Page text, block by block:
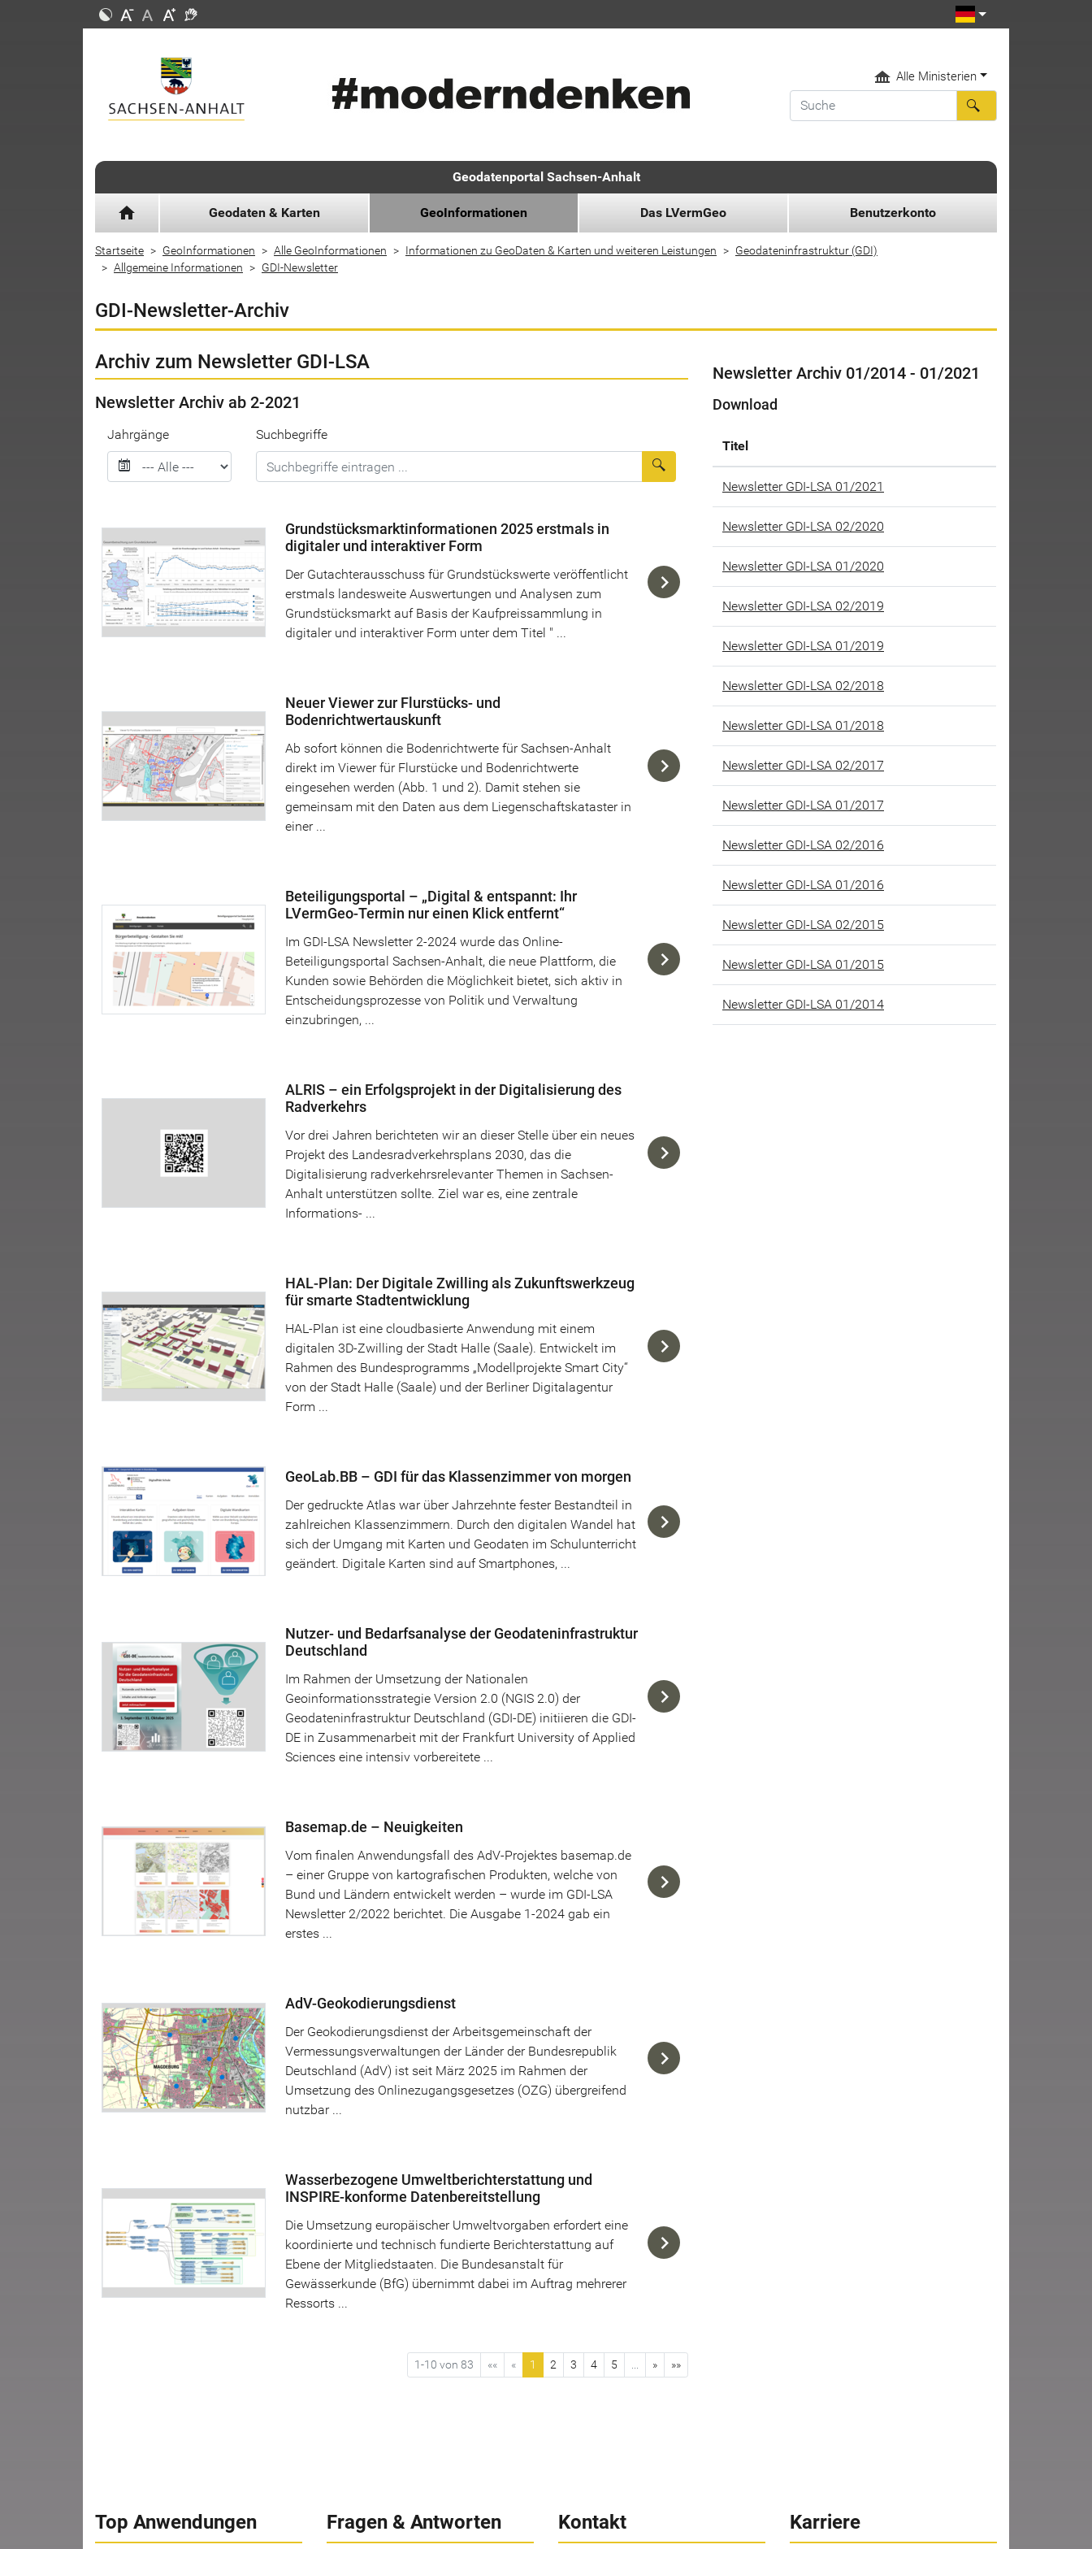
Alle Ministerien
Geodatenportal Sachsen-Anhalt
home Geodaten & Karten GeoInformationen Das LVermGeo Benutzerkonto
Startseite GeoInformationen Alle GeoInformationen Informationen zu GeoDaten & Karten und weiteren Leistungen
Geodateninfrastruktur (GDI)
Allgemeine Informationen
GDI-Newsletter
GDI-Newsletter-Archiv
Archiv zum Newsletter GDI-LSA
Newsletter Archiv ab 2-2021
Jahrgänge
Suchbegriffe
Suche auslösen
Grundstücksmarktinformationen 2025 erstmals in
digitaler und interaktiver Form
Der Gutachterausschuss für Grundstückswerte veröffentlicht
erstmals landesweite Auswertungen und Analysen zum
Grundstücksmarkt auf Basis der Kaufpreissammlung in
digitaler und interaktiver Form unter dem Titel " ...
Neuer Viewer zur Flurstücks- und
Bodenrichtwertauskunft
Ab sofort können die Bodenrichtwerte für Sachsen-Anhalt
direkt im Viewer für Flurstücke und Bodenrichtwerte
eingesehen werden (Abb. 1 und 2). Damit stehen sie
gemeinsam mit den Daten aus dem Liegenschaftskataster in
einer ...
Beteiligungsportal – „Digital & entspannt: Ihr
LVermGeo-Termin nur einen Klick entfernt“
Im GDI-LSA Newsletter 2-2024 wurde das Online-
Beteiligungsportal Sachsen-Anhalt, die neue Plattform, die
Kunden sowie Behörden die Möglichkeit bietet, sich aktiv in
Entscheidungsprozesse von Politik und Verwaltung
einzubringen, ...
ALRIS – ein Erfolgsprojekt in der Digitalisierung des
Radverkehrs
Vor drei Jahren berichteten wir an dieser Stelle über ein neues
Projekt des Landesradverkehrsplans 2030, das die
Digitalisierung radverkehrsrelevanter Themen in Sachsen-
Anhalt unterstützen sollte. Ziel war es, eine zentrale
Informations- ...
HAL-Plan: Der Digitale Zwilling als Zukunftswerkzeug
für smarte Stadtentwicklung
HAL-Plan ist eine cloudbasierte Anwendung mit einem
digitalen 3D-Zwilling der Stadt Halle (Saale). Entwickelt im
Rahmen des Bundesprogramms „Modellprojekte Smart City“
von der Stadt Halle (Saale) und der Berliner Digitalagentur
Form ...
GeoLab.BB – GDI für das Klassenzimmer von morgen
Der gedruckte Atlas war über Jahrzehnte fester Bestandteil in
zahlreichen Klassenzimmern. Durch den digitalen Wandel hat
sich der Umgang mit Karten und Geodaten im Schulunterricht
geändert. Digitale Karten sind auf Smartphones, ...
Nutzer- und Bedarfsanalyse der Geodateninfrastruktur
Deutschland
Im Rahmen der Umsetzung der Nationalen
Geoinformationsstrategie Version 2.0 (NGIS 2.0) der
Geodateninfrastruktur Deutschland (GDI-DE) initiieren die GDI-
DE in Zusammenarbeit mit der Frankfurt University of Applied
Sciences eine intensiv vorbereitete ...
Basemap.de – Neuigkeiten
Vom finalen Anwendungsfall des AdV-Projektes basemap.de
– einer Gruppe von kartografischen Produkten, welche von
Bund und Ländern entwickelt werden – wurde im GDI-LSA
Newsletter 2/2022 berichtet. Die Ausgabe 1-2024 gab ein
erstes ...
AdV-Geokodierungsdienst
Der Geokodierungsdienst der Arbeitsgemeinschaft der
Vermessungsverwaltungen der Länder der Bundesrepublik
Deutschland (AdV) ist seit März 2025 im Rahmen der
Umsetzung des Onlinezugangsgesetzes (OZG) übergreifend
nutzbar ...
Wasserbezogene Umweltberichterstattung und
INSPIRE-konforme Datenbereitstellung
Die Umsetzung europäischer Umweltvorgaben erfordert eine
koordinierte und technisch fundierte Berichterstattung auf
Ebene der Mitgliedstaaten. Die Bundesanstalt für
Gewässerkunde (BfG) übernimmt dabei im Auftrag mehrerer
Ressorts ...
1-10 von 83 «« « 1 2 3 4 5 » »»
Newsletter Archiv 01/2014 - 01/2021
Download
Titel
Newsletter GDI-LSA 01/2021
Newsletter GDI-LSA 02/2020
Newsletter GDI-LSA 01/2020
Newsletter GDI-LSA 02/2019
Newsletter GDI-LSA 01/2019
Newsletter GDI-LSA 02/2018
Newsletter GDI-LSA 01/2018
Newsletter GDI-LSA 02/2017
Newsletter GDI-LSA 01/2017
Newsletter GDI-LSA 02/2016
Newsletter GDI-LSA 01/2016
Newsletter GDI-LSA 02/2015
Newsletter GDI-LSA 01/2015
Newsletter GDI-LSA 01/2014
Top Anwendungen Fragen & Antworten Kontakt Karriere